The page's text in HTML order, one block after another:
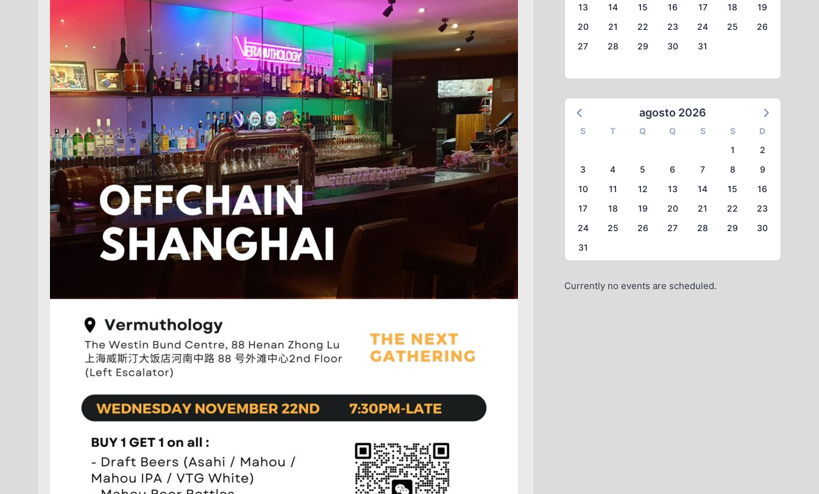
13
14 15 16 17 18
19
20
21 22 23 24 25
26
27
28 29 30 31
agosto 2026
S T Q Q S S
D
1
2
3
4 5 6 7 8
9
10
11 12 13 14 15
16
17
18 19 20 21 22
23
24
25 26 27 28 29
30
31
Currently no events are scheduled.